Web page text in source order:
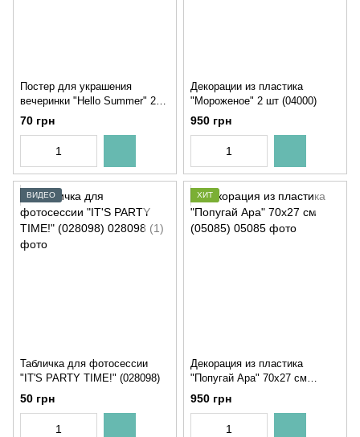
Постер для украшения
вечеринки "Hello Summer" 2
размера без рамки (088820)
70 грн
Декорации из пластика
"Мороженое" 2 шт (04000)
950 грн
ВИДЕО
Табличка для фотосессии
"IT'S PARTY TIME!" (028098)
50 грн
ХИТ
Декорация из пластика
"Попугай Ара" 70х27 см
(05085)
950 грн